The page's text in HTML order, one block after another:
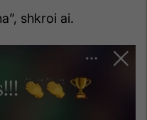
shkroi ai.